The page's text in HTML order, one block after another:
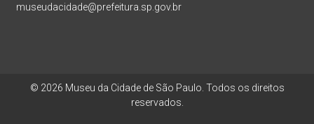
museudacidade@prefeitura.sp.gov.br
© 2026 Museu da Cidade de São Paulo. Todos os direitos
reservados.